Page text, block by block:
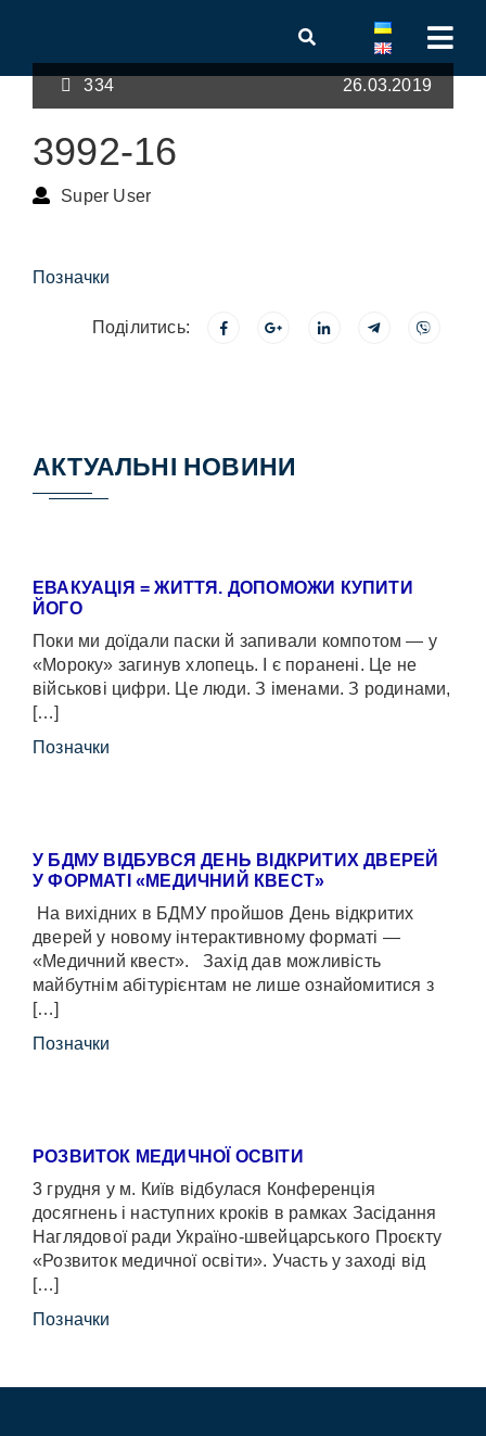
334 26.03.2019
3992-16
Super User
Позначки
Поділитись:
АКТУАЛЬНІ НОВИНИ
ЕВАКУАЦІЯ = ЖИТТЯ. ДОПОМОЖИ КУПИТИ
ЙОГО
Поки ми доїдали паски й запивали компотом — у
«Мороку» загинув хлопець. І є поранені. Це не
військові цифри. Це люди. З іменами. З родинами,
[…]
Позначки
У БДМУ ВІДБУВСЯ ДЕНЬ ВІДКРИТИХ ДВЕРЕЙ
У ФОРМАТІ «МЕДИЧНИЙ КВЕСТ»
На вихідних в БДМУ пройшов День відкритих
дверей у новому інтерактивному форматі —
«Медичний квест». Захід дав можливість
майбутнім абітурієнтам не лише ознайомитися з
[…]
Позначки
РОЗВИТОК МЕДИЧНОЇ ОСВІТИ
3 грудня у м. Київ відбулася Конференція
досягнень і наступних кроків в рамках Засідання
Наглядової ради Україно-швейцарського Проєкту
«Розвиток медичної освіти». Участь у заході від
[…]
Позначки